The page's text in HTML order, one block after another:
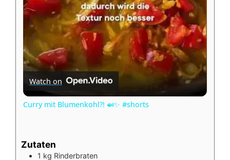
a
y
V
i
Watch on
Curry mit Blumenkohl?! 🍛✨ #shorts
Zutaten
1 kg Rinderbraten